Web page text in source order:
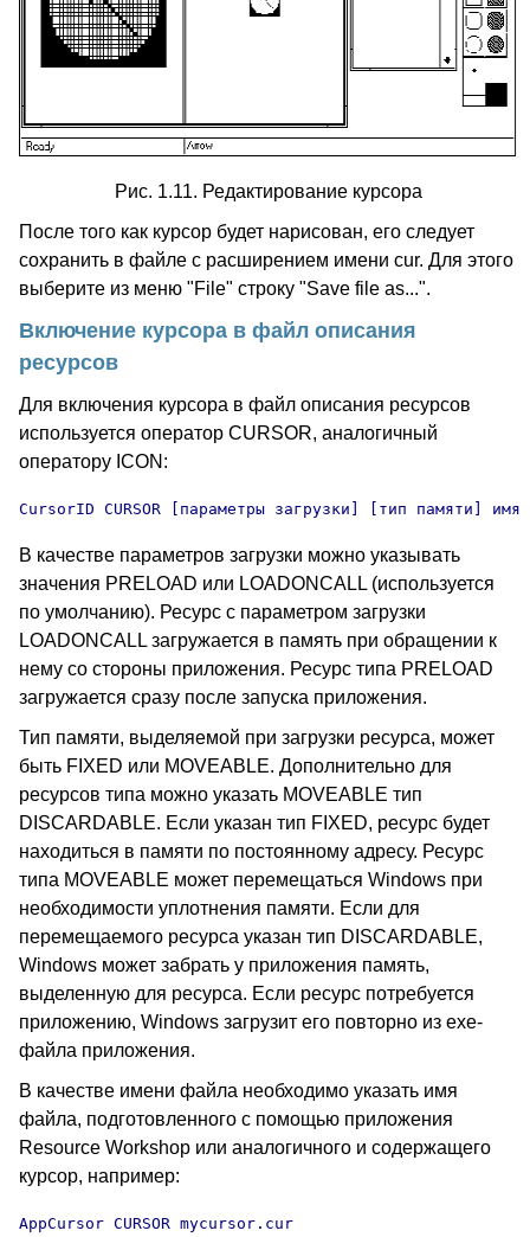
Рис. 1.11. Редактирование курсора
После того как курсор будет нарисован, его следует
сохранить в файле с расширением имени cur. Для этого
выберите из меню "File" строку "Save file as...".
Включение курсора в файл описания
ресурсов
Для включения курсора в файл описания ресурсов
используется оператор CURSOR, аналогичный
оператору ICON:
CursorID CURSOR [параметры загрузки] [тип памяти] имя
В качестве параметров загрузки можно указывать
значения PRELOAD или LOADONCALL (используется
по умолчанию). Ресурс с параметром загрузки
LOADONCALL загружается в память при обращении к
нему со стороны приложения. Ресурс типа PRELOAD
загружается сразу после запуска приложения.
Тип памяти, выделяемой при загрузки ресурса, может
быть FIXED или MOVEABLE. Дополнительно для
ресурсов типа можно указать MOVEABLE тип
DISCARDABLE. Если указан тип FIXED, ресурс будет
находиться в памяти по постоянному адресу. Ресурс
типа MOVEABLE может перемещаться Windows при
необходимости уплотнения памяти. Если для
перемещаемого ресурса указан тип DISCARDABLE,
Windows может забрать у приложения память,
выделенную для ресурса. Если ресурс потребуется
приложению, Windows загрузит его повторно из exe-
файла приложения.
В качестве имени файла необходимо указать имя
файла, подготовленного с помощью приложения
Resource Workshop или аналогичного и содержащего
курсор, например:
AppCursor CURSOR mycursor.cur